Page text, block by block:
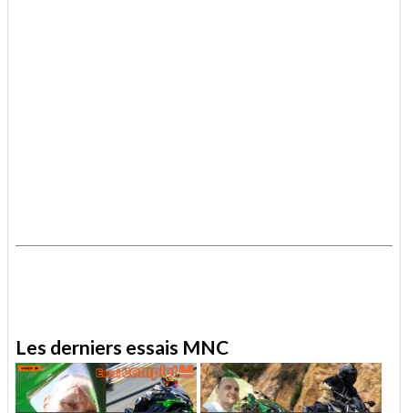
Les derniers essais MNC